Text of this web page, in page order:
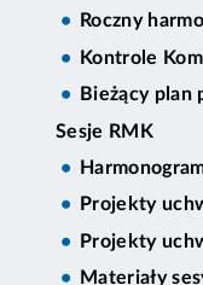
Roczny
Kontrole
Bieżący plan
Sesje RMK
Projekty
Projekty
Materiały